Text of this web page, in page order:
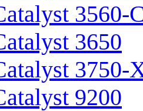
3560-
3650
3750-
9200